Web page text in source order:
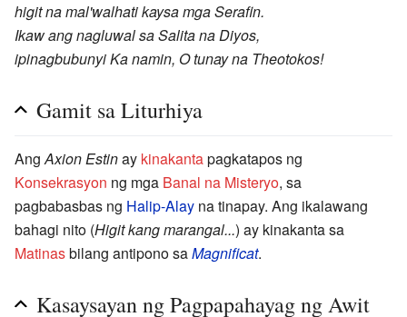
higit na mal'walhati kaysa mga Serafin.
Ikaw ang nagluwal sa Salita na Diyos,
ipinagbubunyi Ka namin, O tunay na Theotokos!
Gamit sa Liturhiya
AngAxion Estinay kinakantapagkatapos ng
Konsekrasyon ng mga Banal na Misteryo, sa
pagbabasbas ng Halip-Alay na tinapay. Ang ikalawang
bahagi nito (Higit kang marangal...) ay kinakanta sa
Matinasbilang antipono saMagnificat.
Kasaysayan ng Pagpapahayag ng Awit